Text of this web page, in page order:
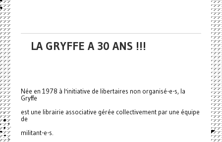
LA GRYFFE A 30 ANS !!!
Née en 1978 à l'initiative de libertaires non organisé-e-s, la
Gryffe
est une librairie associative gérée collectivement par une équipe
de
militant-e-s.